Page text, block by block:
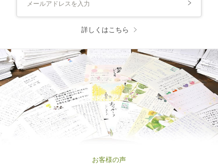
詳しくはこちら
お客様の声